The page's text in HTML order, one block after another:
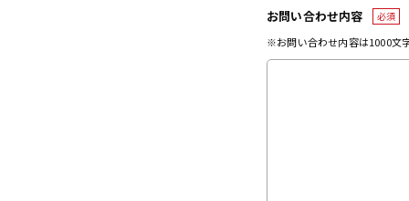
お問い合わせ内容 必須
※お問い合わせ内容は1000文